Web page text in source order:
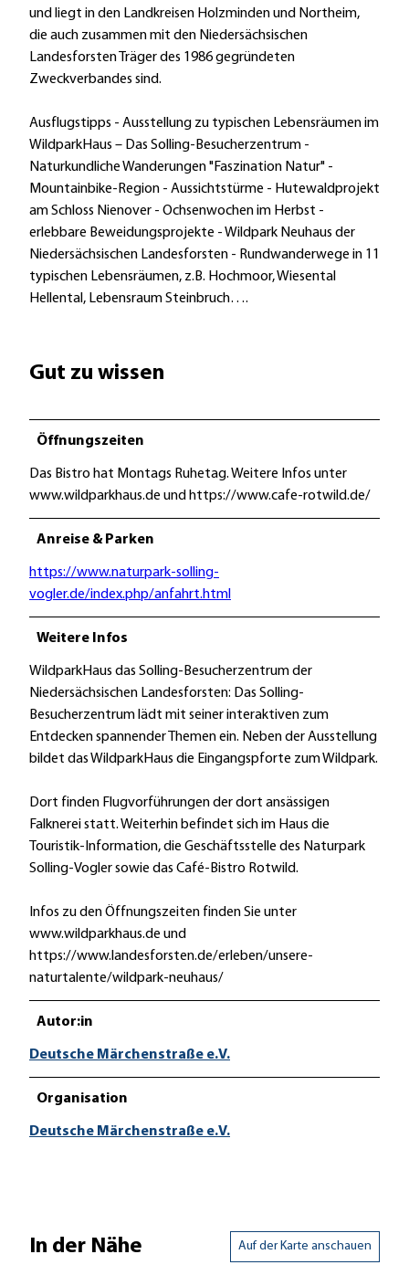
und liegt in den Landkreisen Holzminden und Northeim,
die auch zusammen mit den Niedersächsischen
Landesforsten Träger des 1986 gegründeten
Zweckverbandes sind.
Ausflugstipps - Ausstellung zu typischen Lebensräumen im
WildparkHaus – Das Solling-Besucherzentrum -
Naturkundliche Wanderungen "Faszination Natur" -
Mountainbike-Region - Aussichtstürme - Hutewaldprojekt
am Schloss Nienover - Ochsenwochen im Herbst -
erlebbare Beweidungsprojekte - Wildpark Neuhaus der
Niedersächsischen Landesforsten - Rundwanderwege in 11
typischen Lebensräumen, z.B. Hochmoor, Wiesental
Hellental, Lebensraum Steinbruch….
Gut zu wissen
Öffnungszeiten
Das Bistro hat Montags Ruhetag. Weitere Infos unter
www.wildparkhaus.de und https://www.cafe-rotwild.de/
Anreise & Parken
https://www.naturpark-solling-
vogler.de/index.php/anfahrt.html
Weitere Infos
WildparkHaus das Solling-Besucherzentrum der
Niedersächsischen Landesforsten: Das Solling-
Besucherzentrum lädt mit seiner interaktiven zum
Entdecken spannender Themen ein. Neben der Ausstellung
bildet das WildparkHaus die Eingangspforte zum Wildpark.
Dort finden Flugvorführungen der dort ansässigen
Falknerei statt. Weiterhin befindet sich im Haus die
Touristik-Information, die Geschäftsstelle des Naturpark
Solling-Vogler sowie das Café-Bistro Rotwild.
Infos zu den Öffnungszeiten finden Sie unter
www.wildparkhaus.de und
https://www.landesforsten.de/erleben/unsere-
naturtalente/wildpark-neuhaus/
Autor:in
Deutsche Märchenstraße e.V.
Organisation
Deutsche Märchenstraße e.V.
In der Nähe Auf der Karte anschauen